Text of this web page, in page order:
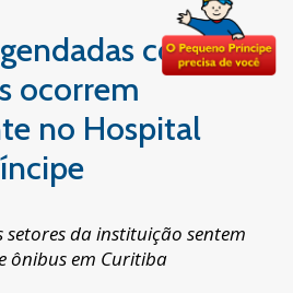
com
ocorrem
no Hospital
setores da instituição sentem
ônibus em Curitiba